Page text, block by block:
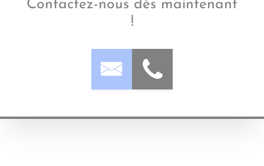
Contactez-nous dès maintenant
!